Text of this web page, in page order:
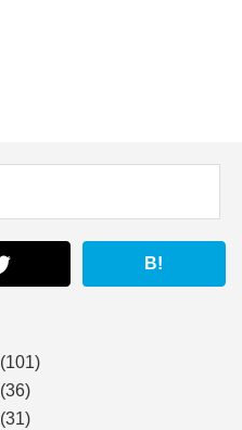
B!
(101)
(36)
(31)